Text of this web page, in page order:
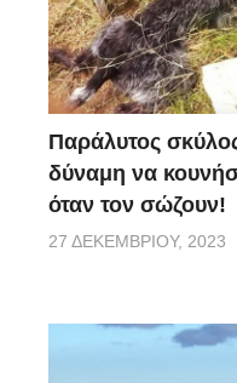
Παράλυτος
δύναμη να
όταν τον σώζουν!
27 ΔΕΚΕΜΒΡΊΟΥ, 2023